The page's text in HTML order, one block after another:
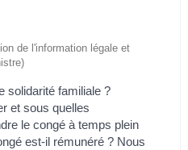
de l'information légale et
solidarité familiale ?
et sous quelles
le congé à temps plein
est-il rémunéré ? Nous